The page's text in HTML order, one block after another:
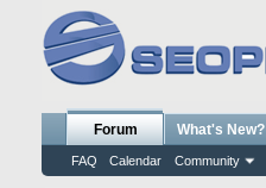
Forum
FAQ Calendar Community
What's New?